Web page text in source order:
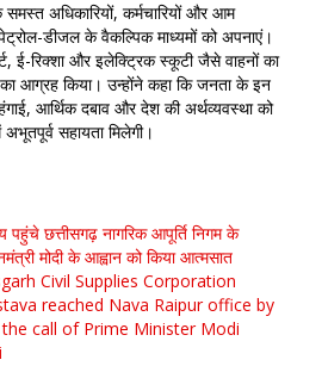
अधिकारियों, कर्मचारियों और आम
डीजल के वैकल्पिक माध्यमों को अपनाएं।
ई-रिक्शा और इलेक्ट्रिक स्कूटी जैसे वाहनों का
आग्रह किया। उन्होंने कहा कि जनता के इन
आर्थिक दबाव और देश की अर्थव्यवस्था को
सहायता मिलेगी।
पहुंचे छत्तीसगढ़ नागरिक आपूर्ति निगम के
मोदी के आह्वान को किया आत्मसात
Civil Supplies Corporation
reached Nava Raipur office by
call of Prime Minister Modi